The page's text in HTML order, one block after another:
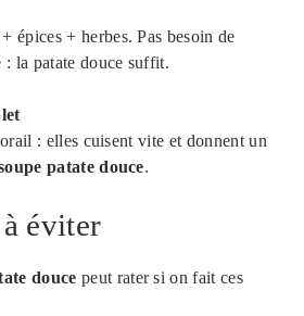
épices + herbes. Pas besoin de
: la patate douce suffit.
: elles cuisent vite et donnent un
patate douce.
éviter
douce peut rater si on fait ces